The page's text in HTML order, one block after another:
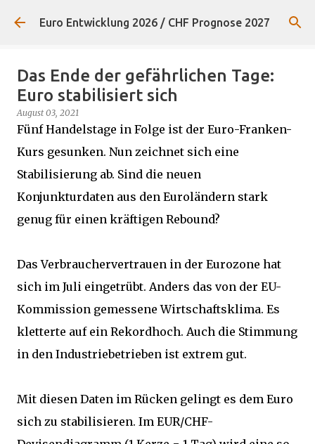
Direkt zum Hauptbereich
Euro Entwicklung 2026 / CHF Prognose 2027
Das Ende der gefährlichen Tage:
Euro stabilisiert sich
August 03, 2021
Fünf Handelstage in Folge ist der Euro-Franken-
Kurs gesunken. Nun zeichnet sich eine
Stabilisierung ab. Sind die neuen
Konjunkturdaten aus den Euroländern stark
genug für einen kräftigen Rebound?
Das Verbrauchervertrauen in der Eurozone hat
sich im Juli eingetrübt. Anders das von der EU-
Kommission gemessene Wirtschaftsklima. Es
kletterte auf ein Rekordhoch. Auch die Stimmung
in den Industriebetrieben ist extrem gut.
Mit diesen Daten im Rücken gelingt es dem Euro
sich zu stabilisieren. Im EUR/CHF-